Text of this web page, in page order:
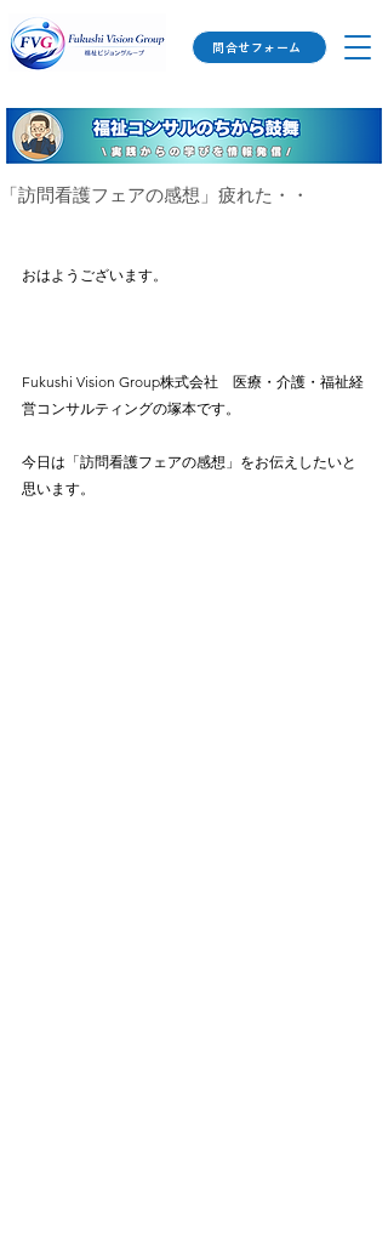
問合せフォーム
「訪問看護フェアの感想」疲れた・・
おはようございます。
Fukushi Vision Group株式会社　医療・介護・福祉経
営コンサルティングの塚本です。
今日は「訪問看護フェアの感想」をお伝えしたいと
思います。